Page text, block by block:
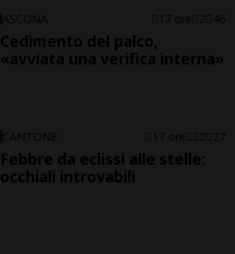
ASCONA 17 ore 2 46
Cedimento del palco,
«avviata una verifica interna»
CANTONE 17 ore 22 27
Febbre da eclissi alle stelle:
occhiali introvabili